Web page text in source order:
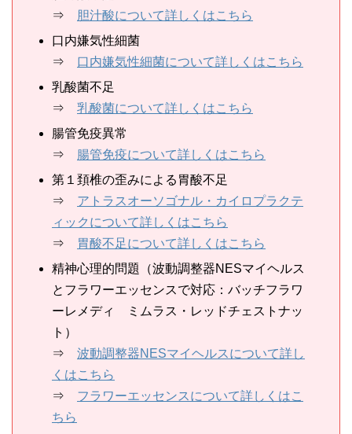
⇒
胆汁酸について詳しくはこちら
口内嫌気性細菌
⇒ 口内嫌気性細菌について詳しくはこちら
乳酸菌不足
⇒ 乳酸菌について詳しくはこちら
腸管免疫異常
⇒
腸管免疫について詳しくはこちら
第１頚椎の歪みによる胃酸不足
⇒ アトラスオーソゴナル・カイロプラクテ
ィックについて詳しくはこちら
⇒
胃酸不足について詳しくはこちら
精神心理的問題（波動調整器NESマイヘルス
とフラワーエッセンスで対応：バッチフラワ
ーレメディ ミムラス・レッドチェストナッ
ト）
⇒ 波動調整器NESマイヘルスについて詳し
くはこちら
⇒ フラワーエッセンスについて詳しくはこ
ちら